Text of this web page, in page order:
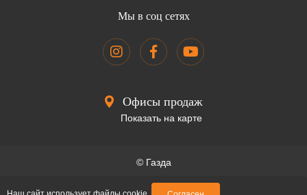
Мы в соц сетях
Офисы продаж
Показать на карте
© Газда
Образец договора